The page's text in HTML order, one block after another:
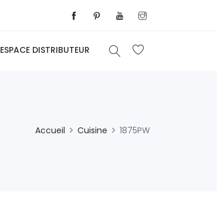
ESPACE DISTRIBUTEUR
Accueil Cuisine 1875PW